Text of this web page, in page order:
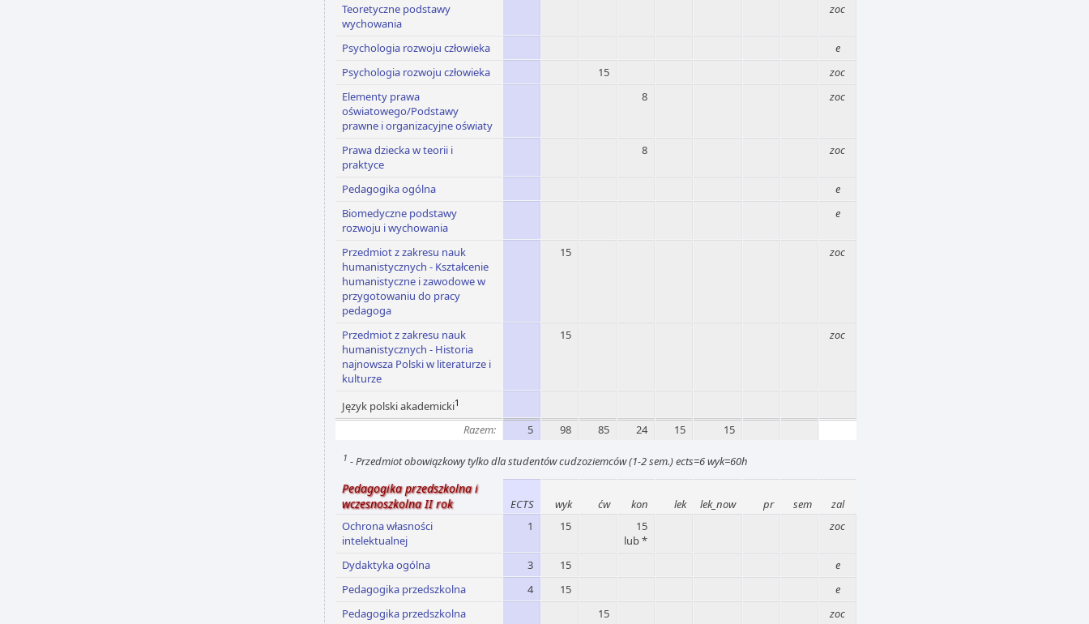
Teoretyczne podstawy
wychowania
zoc
Psychologia rozwoju człowieka
e
Psychologia rozwoju człowieka
15
zoc
Elementy prawa
oświatowego/Podstawy
prawne i organizacyjne oświaty
8 zoc
Prawa dziecka w teorii i
praktyce
8 zoc
Pedagogika ogólna
e
Biomedyczne podstawy
rozwoju i wychowania
e
Przedmiot z zakresu nauk
humanistycznych - Kształcenie
humanistyczne i zawodowe w
przygotowaniu do pracy
pedagoga
15 zoc
Przedmiot z zakresu nauk
humanistycznych - Historia
najnowsza Polski w literaturze i
kulturze
15 zoc
Język polski akademicki1
Razem: 5 98 85 24 15 15
1 - Przedmiot obowiązkowy tylko dla studentów cudzoziemców (1-2 sem.) ects=6 wyk=60h
Pedagogika przedszkolna i
wczesnoszkolna II rok
ECTS wyk ćw kon lek lek_now pr sem
zal
Ochrona własności
intelektualnej
1 15
15
lub *
zoc
Dydaktyka ogólna 3 15
e
Pedagogika przedszkolna
4 15
e
Pedagogika przedszkolna
15 zoc